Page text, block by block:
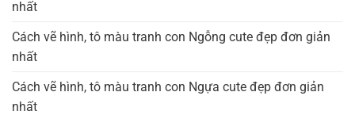
nhất
Cách vẽ hình, tô màu tranh con Ngỗng cute đẹp đơn giản
nhất
Cách vẽ hình, tô màu tranh con Ngựa cute đẹp đơn giản
nhất